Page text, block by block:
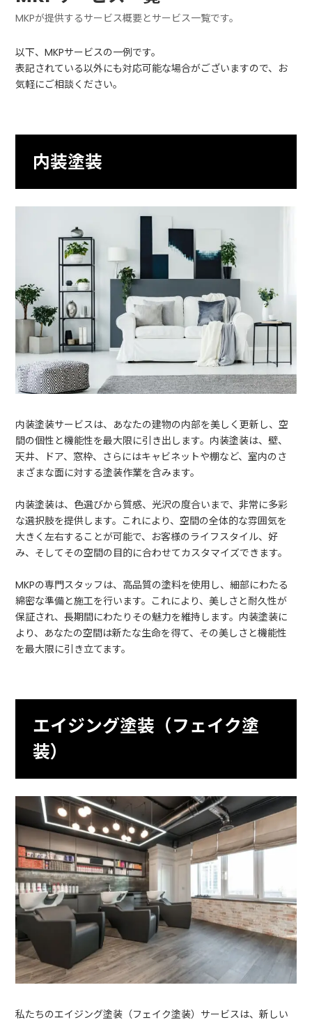
MKPが提供するサービス概要とサービス一覧です。
以下、MKPサービスの一例です。
表記されている以外にも対応可能な場合がございますので、お
気軽にご相談ください。
内装塗装
内装塗装サービスは、あなたの建物の内部を美しく更新し、空
間の個性と機能性を最大限に引き出します。内装塗装は、壁、
天井、ドア、窓枠、さらにはキャビネットや棚など、室内のさ
まざまな面に対する塗装作業を含みます。
内装塗装は、色選びから質感、光沢の度合いまで、非常に多彩
な選択肢を提供します。これにより、空間の全体的な雰囲気を
大きく左右することが可能で、お客様のライフスタイル、好
み、そしてその空間の目的に合わせてカスタマイズできます。
MKPの専門スタッフは、高品質の塗料を使用し、細部にわたる
綿密な準備と施工を行います。これにより、美しさと耐久性が
保証され、長期間にわたりその魅力を維持します。内装塗装に
より、あなたの空間は新たな生命を得て、その美しさと機能性
を最大限に引き立てます。
エイジング塗装（フェイク塗
装）
私たちのエイジング塗装（フェイク塗装）サービスは、新しい